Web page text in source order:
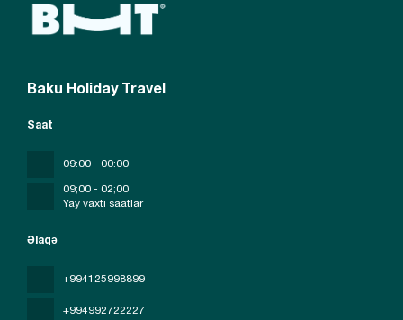
Baku Holiday Travel
Əlaqə
+994125998899
+994992722227
Saat
09:00 - 00:00
09;00 - 02;00
Yay vaxtı saatlar